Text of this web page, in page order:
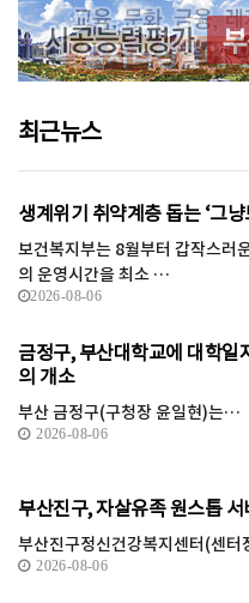
최근뉴스
생계위기 취약계층 돕는 ‘그
보건복지부는 8월부터 갑작스러
의 운영시간을 최소 …
2026-08-06
금정구, 부산대학교에 대학일
의 개소
부산 금정구(구청장 윤일현)는…
2026-08-06
부산진구, 자살유족 원스톱 서
부산진구정신건강복지센터(센
2026-08-06